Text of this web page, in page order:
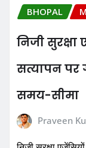
BHOPAL
निजी
सत्यापन पर
समय-सीमा
Praveen